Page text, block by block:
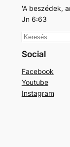
'A beszédek,
Jn 6:63
K
e
e
s
Social
Facebook
Youtube
Instagram